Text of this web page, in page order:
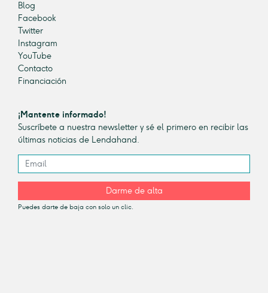
Blog
Facebook
Twitter
Instagram
YouTube
Contacto
Financiación
¡Mantente informado!
Suscríbete a nuestra newsletter y sé el primero en recibir las
últimas noticias de Lendahand.
Darme de alta
Puedes darte de baja con solo un clic.